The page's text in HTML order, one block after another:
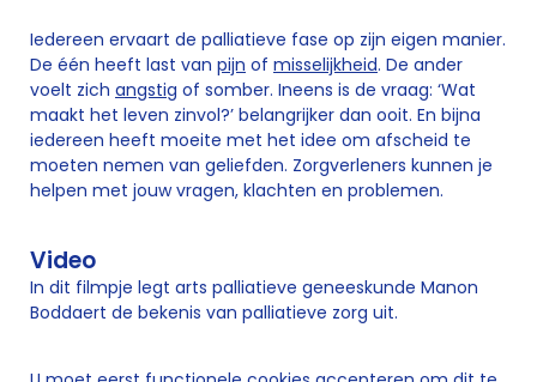
Iedereen ervaart de palliatieve fase op zijn eigen manier.
De één heeft last van pijn of misselijkheid. De ander
voelt zich angstig of somber. Ineens is de vraag: ‘Wat
maakt het leven zinvol?’ belangrijker dan ooit. En bijna
iedereen heeft moeite met het idee om afscheid te
moeten nemen van geliefden. Zorgverleners kunnen je
helpen met jouw vragen, klachten en problemen.
Video
In dit filmpje legt arts palliatieve geneeskunde Manon
Boddaert de bekenis van palliatieve zorg uit.